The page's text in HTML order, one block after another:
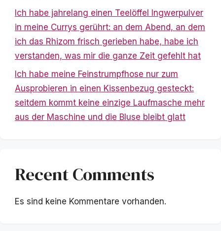
Ich habe jahrelang einen Teelöffel Ingwerpulver
in meine Currys gerührt: an dem Abend, an dem
ich das Rhizom frisch gerieben habe, habe ich
verstanden, was mir die ganze Zeit gefehlt hat
Ich habe meine Feinstrumpfhose nur zum
Ausprobieren in einen Kissenbezug gesteckt:
seitdem kommt keine einzige Laufmasche mehr
aus der Maschine und die Bluse bleibt glatt
Recent Comments
Es sind keine Kommentare vorhanden.